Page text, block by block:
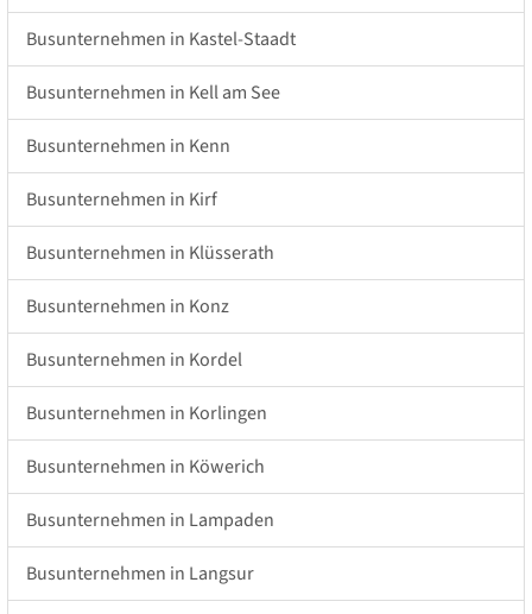
Busunternehmen in Kastel-Staadt
Busunternehmen in Kell am See
Busunternehmen in Kenn
Busunternehmen in Kirf
Busunternehmen in Klüsserath
Busunternehmen in Konz
Busunternehmen in Kordel
Busunternehmen in Korlingen
Busunternehmen in Köwerich
Busunternehmen in Lampaden
Busunternehmen in Langsur